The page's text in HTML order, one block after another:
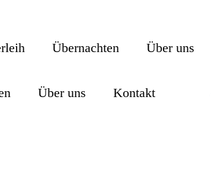
Übernachten Über uns
Über uns Kontakt